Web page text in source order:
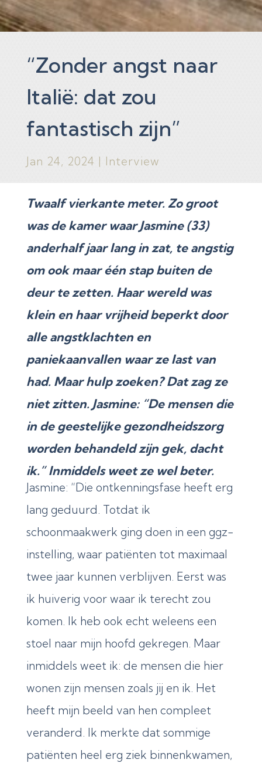
“Zonder angst naar
Italië: dat zou
fantastisch zijn”
Jan 24, 2024 | Interview
Twaalf vierkante meter. Zo groot
was de kamer waar Jasmine (33)
anderhalf jaar lang in zat, te angstig
om ook maar één stap buiten de
deur te zetten. Haar wereld was
klein en haar vrijheid beperkt door
alle angstklachten en
paniekaanvallen waar ze last van
had. Maar hulp zoeken? Dat zag ze
niet zitten. Jasmine: “De mensen die
in de geestelijke gezondheidszorg
worden behandeld zijn gek, dacht
ik.” Inmiddels weet ze wel beter.
Jasmine: “Die ontkenningsfase heeft erg
lang geduurd. Totdat ik
schoonmaakwerk ging doen in een ggz-
instelling, waar patiënten tot maximaal
twee jaar kunnen verblijven. Eerst was
ik huiverig voor waar ik terecht zou
komen. Ik heb ook echt weleens een
stoel naar mijn hoofd gekregen. Maar
inmiddels weet ik: de mensen die hier
wonen zijn mensen zoals jij en ik. Het
heeft mijn beeld van hen compleet
veranderd. Ik merkte dat sommige
patiënten heel erg ziek binnenkwamen,